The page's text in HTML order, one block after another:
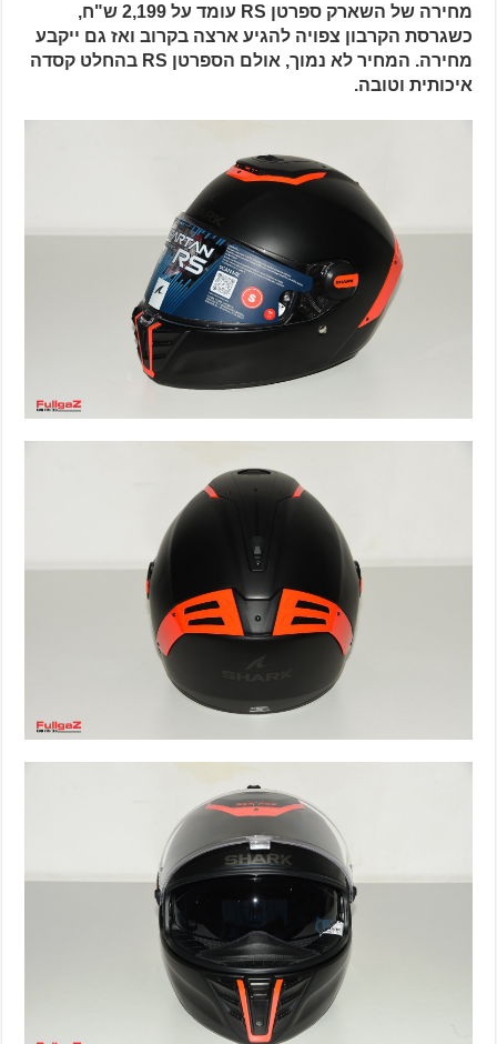
מחירה של השארק ספרטן RS עומד על 2,199 ש"ח,
כשגרסת הקרבון צפויה להגיע ארצה בקרוב ואז גם ייקבע
מחירה. המחיר לא נמוך, אולם הספרטן RS בהחלט קסדה
איכותית וטובה.